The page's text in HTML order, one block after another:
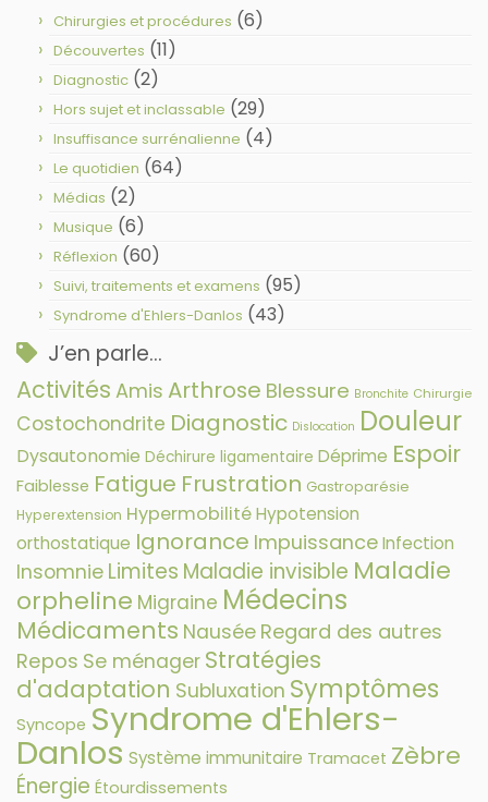
Chirurgies et procédures (6)
Découvertes (11)
Diagnostic (2)
Hors sujet et inclassable (29)
Insuffisance surrénalienne (4)
Le quotidien (64)
Médias (2)
Musique (6)
Réflexion (60)
Suivi, traitements et examens (95)
Syndrome d'Ehlers-Danlos (43)
J’en parle…
Activités Amis Arthrose Blessure Bronchite Chirurgie
Costochondrite Diagnostic Dislocation Douleur
Dysautonomie Déchirure ligamentaire Déprime Espoir
Faiblesse Fatigue Frustration Gastroparésie
Hyperextension HypermobilitéHypotension
orthostatique Ignorance ImpuissanceInfection
Insomnie Limites Maladie invisible Maladie
orpheline Migraine Médecins
Médicaments Nausée Regard des autres
Repos Se ménager Stratégies
d'adaptation Subluxation Symptômes
Syncope Syndrome d'Ehlers-
Danlos Système immunitaire Tramacet Zèbre
Énergie Étourdissements